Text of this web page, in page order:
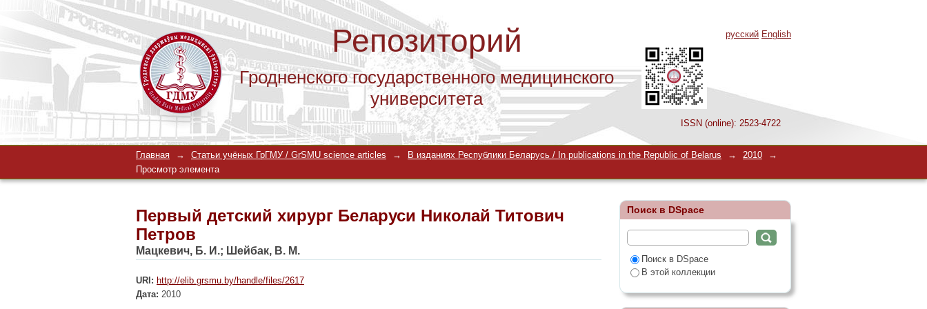
Репозиторий
Гродненского государственного медицинского
университета
ISSN (online): 2523-4722
Первый детский хирург Беларуси Николай Титович Петров
русский English
Главная → Статьи учёных ГрГМУ / GrSMU science articles → В изданиях Республики Беларусь / In publications in the Republic of Belarus → 2010
→
Просмотр элемента
Первый детский хирург Беларуси Николай Титович
Петров
Мацкевич, Б. И.; Шейбак, В. М.
URI: http://elib.grsmu.by/handle/files/2617
Дата: 2010
Поиск в DSpace
Поиск в DSpace
В этой коллекции